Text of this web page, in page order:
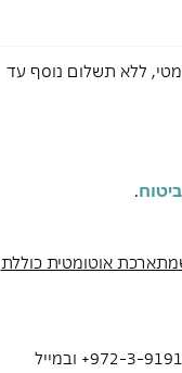
ללא תשלום נוסף עד
.
אוטומטית כוללת